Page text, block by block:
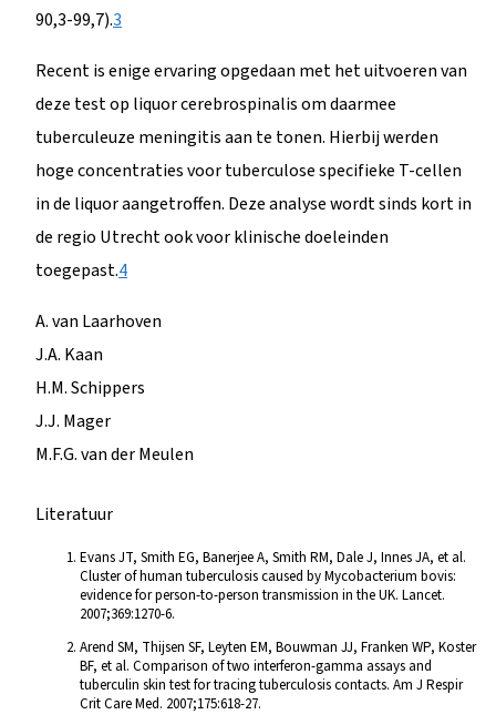
90,3-99,7).3
Recent is enige ervaring opgedaan met het uitvoeren van
deze test op liquor cerebrospinalis om daarmee
tuberculeuze meningitis aan te tonen. Hierbij werden
hoge concentraties voor tuberculose specifieke T-cellen
in de liquor aangetroffen. Deze analyse wordt sinds kort in
de regio Utrecht ook voor klinische doeleinden
toegepast.4
A. van Laarhoven
J.A. Kaan
H.M. Schippers
J.J. Mager
M.F.G. van der Meulen
Literatuur
Evans JT, Smith EG, Banerjee A, Smith RM, Dale J, Innes JA, et al.
Cluster of human tuberculosis caused by Mycobacterium bovis:
evidence for person-to-person transmission in the UK. Lancet.
2007;369:1270-6.
Arend SM, Thijsen SF, Leyten EM, Bouwman JJ, Franken WP, Koster
BF, et al. Comparison of two interferon-gamma assays and
tuberculin skin test for tracing tuberculosis contacts. Am J Respir
Crit Care Med. 2007;175:618-27.